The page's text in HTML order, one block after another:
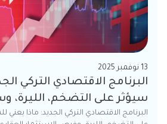
13 نوفمبر 2025
سيؤثر على التضخم، الليرة،
البرنامج الاقتصادي التركي الجديد: ماذا